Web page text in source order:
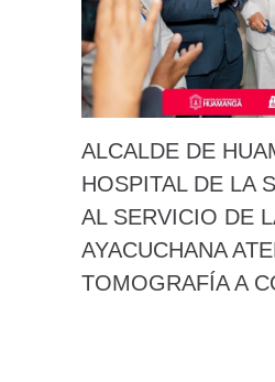
ALCALDE DE
HOSPITAL DE LA
AL SERVICIO DE
AYACUCHANA
TOMOGRAFÍA A